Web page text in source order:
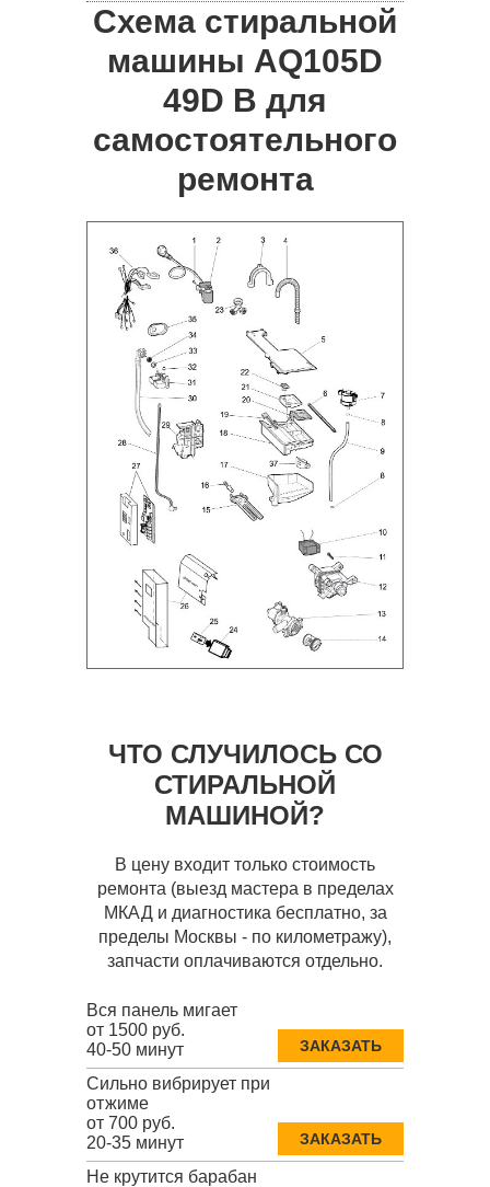
Схема стиральной
машины AQ105D
49D B для
самостоятельного
ремонта
ЧТО СЛУЧИЛОСЬ СО
СТИРАЛЬНОЙ
МАШИНОЙ?
В цену входит только стоимость
ремонта (выезд мастера в пределах
МКАД и диагностика бесплатно, за
пределы Москвы - по километражу),
запчасти оплачиваются отдельно.
Вся панель мигает
от 1500 руб.
40-50 минут
ЗАКАЗАТЬ
Сильно вибрирует при
отжиме
от 700 руб.
20-35 минут
ЗАКАЗАТЬ
Не крутится барабан